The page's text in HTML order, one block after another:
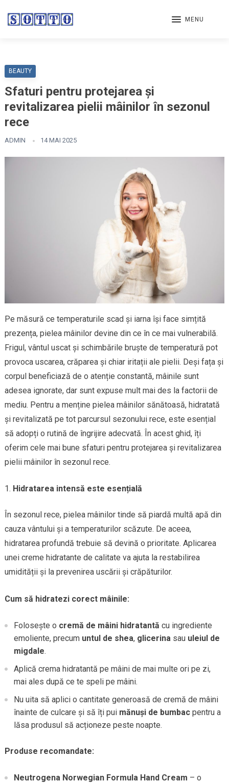
MENU
BEAUTY
Sfaturi pentru protejarea și
revitalizarea pielii mâinilor în sezonul
rece
ADMIN 14 MAI 2025
Pe măsură ce temperaturile scad și iarna își face simțită
prezența, pielea mâinilor devine din ce în ce mai vulnerabilă.
Frigul, vântul uscat și schimbările bruște de temperatură pot
provoca uscarea, crăparea și chiar iritații ale pielii. Deși fața și
corpul beneficiază de o atenție constantă, mâinile sunt
adesea ignorate, dar sunt expuse mult mai des la factorii de
mediu. Pentru a menține pielea mâinilor sănătoasă, hidratată
și revitalizată pe tot parcursul sezonului rece, este esențial
să adopți o rutină de îngrijire adecvată. În acest ghid, îți
oferim cele mai bune sfaturi pentru protejarea și revitalizarea
pielii mâinilor în sezonul rece.
Hidratarea intensă este esențială
În sezonul rece, pielea mâinilor tinde să piardă multă apă din
cauza vântului și a temperaturilor scăzute. De aceea,
hidratarea profundă trebuie să devină o prioritate. Aplicarea
unei creme hidratante de calitate va ajuta la restabilirea
umidității și la prevenirea uscării și crăpăturilor.
Cum să hidratezi corect mâinile:
Folosește o cremă de mâini hidratantă cu ingrediente
emoliente, precum untul de shea, glicerina sau uleiul de
migdale.
Aplică crema hidratantă pe mâini de mai multe ori pe zi,
mai ales după ce te speli pe mâini.
Nu uita să aplici o cantitate generoasă de cremă de mâini
înainte de culcare și să îți pui mănuși de bumbacpentru a
lăsa produsul să acționeze peste noapte.
Produse recomandate:
Neutrogena Norwegian Formula Hand Cream – o